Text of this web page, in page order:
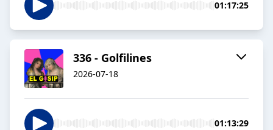
01:17:25
336 - Golfilines
2026-07-18
01:13:29